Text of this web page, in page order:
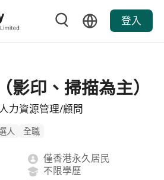
登入
影印、掃描為主）
人力資源管理/顧問
人 全職
僅香港永久居民
不限學歷